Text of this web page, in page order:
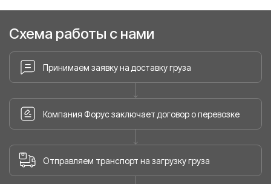
Схема работы с нами
Принимаем заявку на доставку груза
Компания Форус заключает договор о перевозке
Отправляем транспорт на загрузку груза